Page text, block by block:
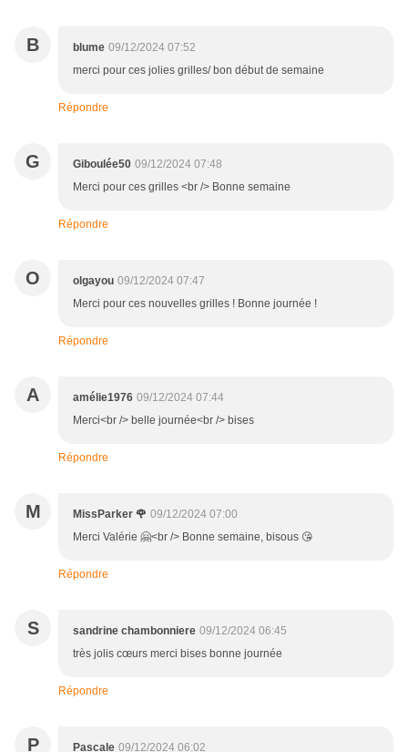
B blume 09/12/2024 07:52
merci pour ces jolies grilles/ bon début de semaine
Répondre
G Giboulée50 09/12/2024 07:48
Merci pour ces grilles <br /> Bonne semaine
Répondre
O olgayou 09/12/2024 07:47
Merci pour ces nouvelles grilles ! Bonne journée !
Répondre
A amélie1976 09/12/2024 07:44
Merci<br /> belle journée<br /> bises
Répondre
M MissParker 🌹 09/12/2024 07:00
Merci Valérie 🤗<br /> Bonne semaine, bisous 😘
Répondre
S sandrine chambonniere 09/12/2024 06:45
très jolis cœurs merci bises bonne journée
Répondre
P Pascale 09/12/2024 06:02